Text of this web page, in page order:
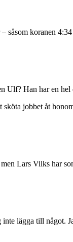
såsom koranen
Ulf? Han har en
jobbet åt
Lars Vilks har
lägga till något.